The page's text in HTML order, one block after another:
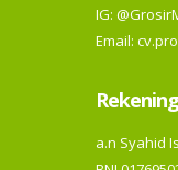
IG:
Email:
a.n Syahid